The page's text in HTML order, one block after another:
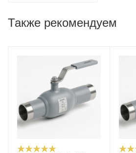
Также рекомендуем